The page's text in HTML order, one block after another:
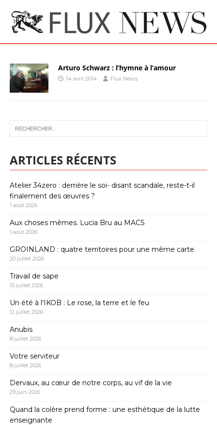
Arturo Schwarz : l’hymne à l’amour
14 avril 2014 Flux News
ARTICLES RÉCENTS
Atelier 34zero : derrière le soi- disant scandale, reste-t-il
finalement des œuvres ?
1 août 2026
Aux choses mêmes. Lucia Bru au MACS
1 août 2026
GROINLAND : quatre territoires pour une même carte
20 juillet 2026
Travail de sape
15 juillet 2026
Un été à l’IKOB : Le rose, la terre et le feu
12 juillet 2026
Anubis
8 juillet 2026
Votre serviteur
8 juillet 2026
Dervaux, au cœur de notre corps, au vif de la vie
29 juin 2026
Quand la colère prend forme : une esthétique de la lutte
enseignante